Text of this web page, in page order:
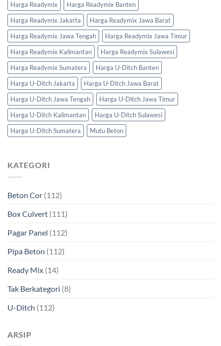
Harga Readymix
Harga Readymix Banten
Harga Readymix Jakarta
Harga Readymix Jawa Barat
Harga Readymix Jawa Tengah
Harga Readymix Jawa Timur
Harga Readymix Kalimantan
Harga Readymix Sulawesi
Harga Readymix Sumatera
Harga U-Ditch Banten
Harga U-Ditch Jakarta
Harga U-Ditch Jawa Barat
Harga U-Ditch Jawa Tengah
Harga U-Ditch Jawa Timur
Harga U-Ditch Kalimantan
Harga U-Ditch Sulawesi
Harga U-Ditch Sumatera
Mutu Beton
KATEGORI
Beton Cor (112)
Box Culvert (111)
Pagar Panel (112)
Pipa Beton (112)
Ready Mix (14)
Tak Berkategori (8)
U-Ditch (112)
ARSIP